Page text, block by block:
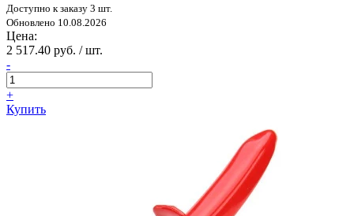
Доступно к заказу 3 шт.
Обновлено 10.08.2026
Цена:
2 517.40 руб. / шт.
-
+
Купить